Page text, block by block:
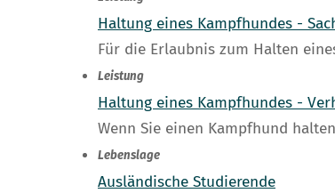
Haltung eines Kampfhundes -
Für die Erlaubnis zum Halten
Leistung
Haltung eines Kampfhundes -
Wenn Sie einen Kampfhund
Lebenslage
Ausländische Studierende